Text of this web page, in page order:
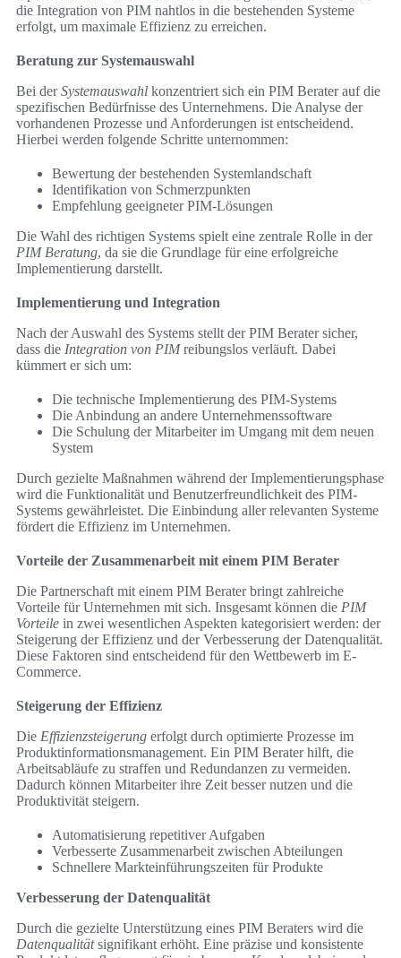
die Integration von PIM nahtlos in die bestehenden Systeme
erfolgt, um maximale Effizienz zu erreichen.
Beratung zur Systemauswahl
Bei derSystemauswahl konzentriert sich ein PIM Berater auf die
spezifischen Bedürfnisse des Unternehmens. Die Analyse der
vorhandenen Prozesse und Anforderungen ist entscheidend.
Hierbei werden folgende Schritte unternommen:
Bewertung der bestehenden Systemlandschaft
Identifikation von Schmerzpunkten
Empfehlung geeigneter PIM-Lösungen
Die Wahl des richtigen Systems spielt eine zentrale Rolle in der
PIM Beratung, da sie die Grundlage für eine erfolgreiche
Implementierung darstellt.
Implementierung und Integration
Nach der Auswahl des Systems stellt der PIM Berater sicher,
dass die Integration von PIMreibungslos verläuft. Dabei
kümmert er sich um:
Die technische Implementierung des PIM-Systems
Die Anbindung an andere Unternehmenssoftware
Die Schulung der Mitarbeiter im Umgang mit dem neuen
System
Durch gezielte Maßnahmen während der Implementierungsphase
wird die Funktionalität und Benutzerfreundlichkeit des PIM-
Systems gewährleistet. Die Einbindung aller relevanten Systeme
fördert die Effizienz im Unternehmen.
Vorteile der Zusammenarbeit mit einem PIM Berater
Die Partnerschaft mit einem PIM Berater bringt zahlreiche
Vorteile für Unternehmen mit sich. Insgesamt können die PIM
Vorteile in zwei wesentlichen Aspekten kategorisiert werden: der
Steigerung der Effizienz und der Verbesserung der Datenqualität.
Diese Faktoren sind entscheidend für den Wettbewerb im E-
Commerce.
Steigerung der Effizienz
Die Effizienzsteigerung erfolgt durch optimierte Prozesse im
Produktinformationsmanagement. Ein PIM Berater hilft, die
Arbeitsabläufe zu straffen und Redundanzen zu vermeiden.
Dadurch können Mitarbeiter ihre Zeit besser nutzen und die
Produktivität steigern.
Automatisierung repetitiver Aufgaben
Verbesserte Zusammenarbeit zwischen Abteilungen
Schnellere Markteinführungszeiten für Produkte
Verbesserung der Datenqualität
Durch die gezielte Unterstützung eines PIM Beraters wird die
Datenqualitätsignifikant erhöht. Eine präzise und konsistente